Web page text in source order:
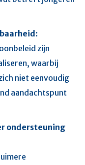
:
zijn
waarbij
niet eenvoudig
aandachtspunt
ondersteuning